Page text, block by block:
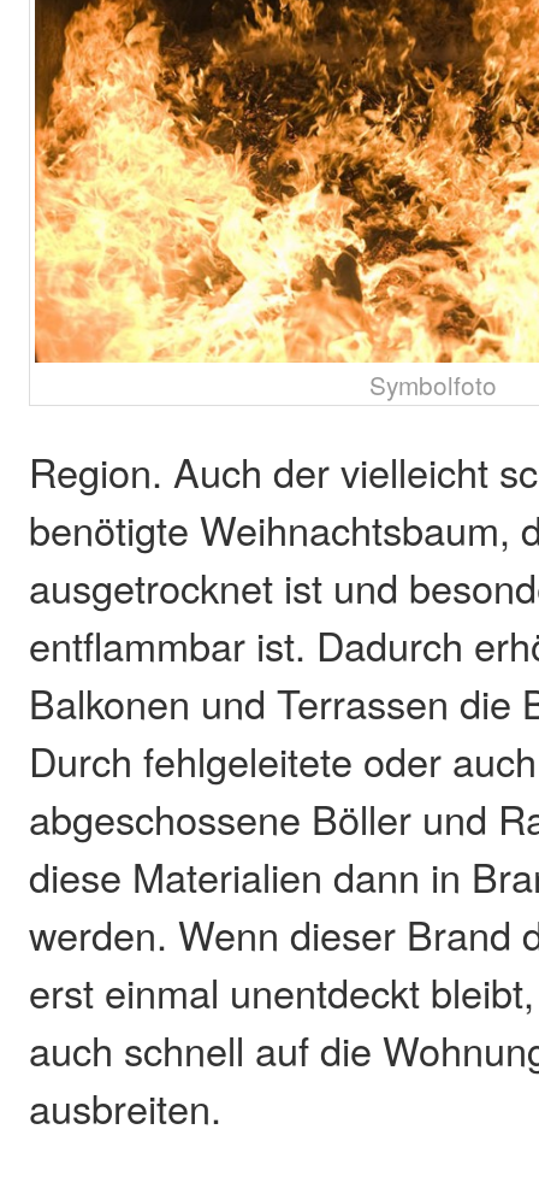
Symbolfoto
Region. Auch der vielleicht
benötigte Weihnachtsbaum,
ausgetrocknet ist und
entflammbar ist. Dadurch
Balkonen und Terrassen die
Durch fehlgeleitete oder
abgeschossene Böller und
diese Materialien dann in
werden. Wenn dieser Brand
erst einmal unentdeckt
auch schnell auf die
ausbreiten.